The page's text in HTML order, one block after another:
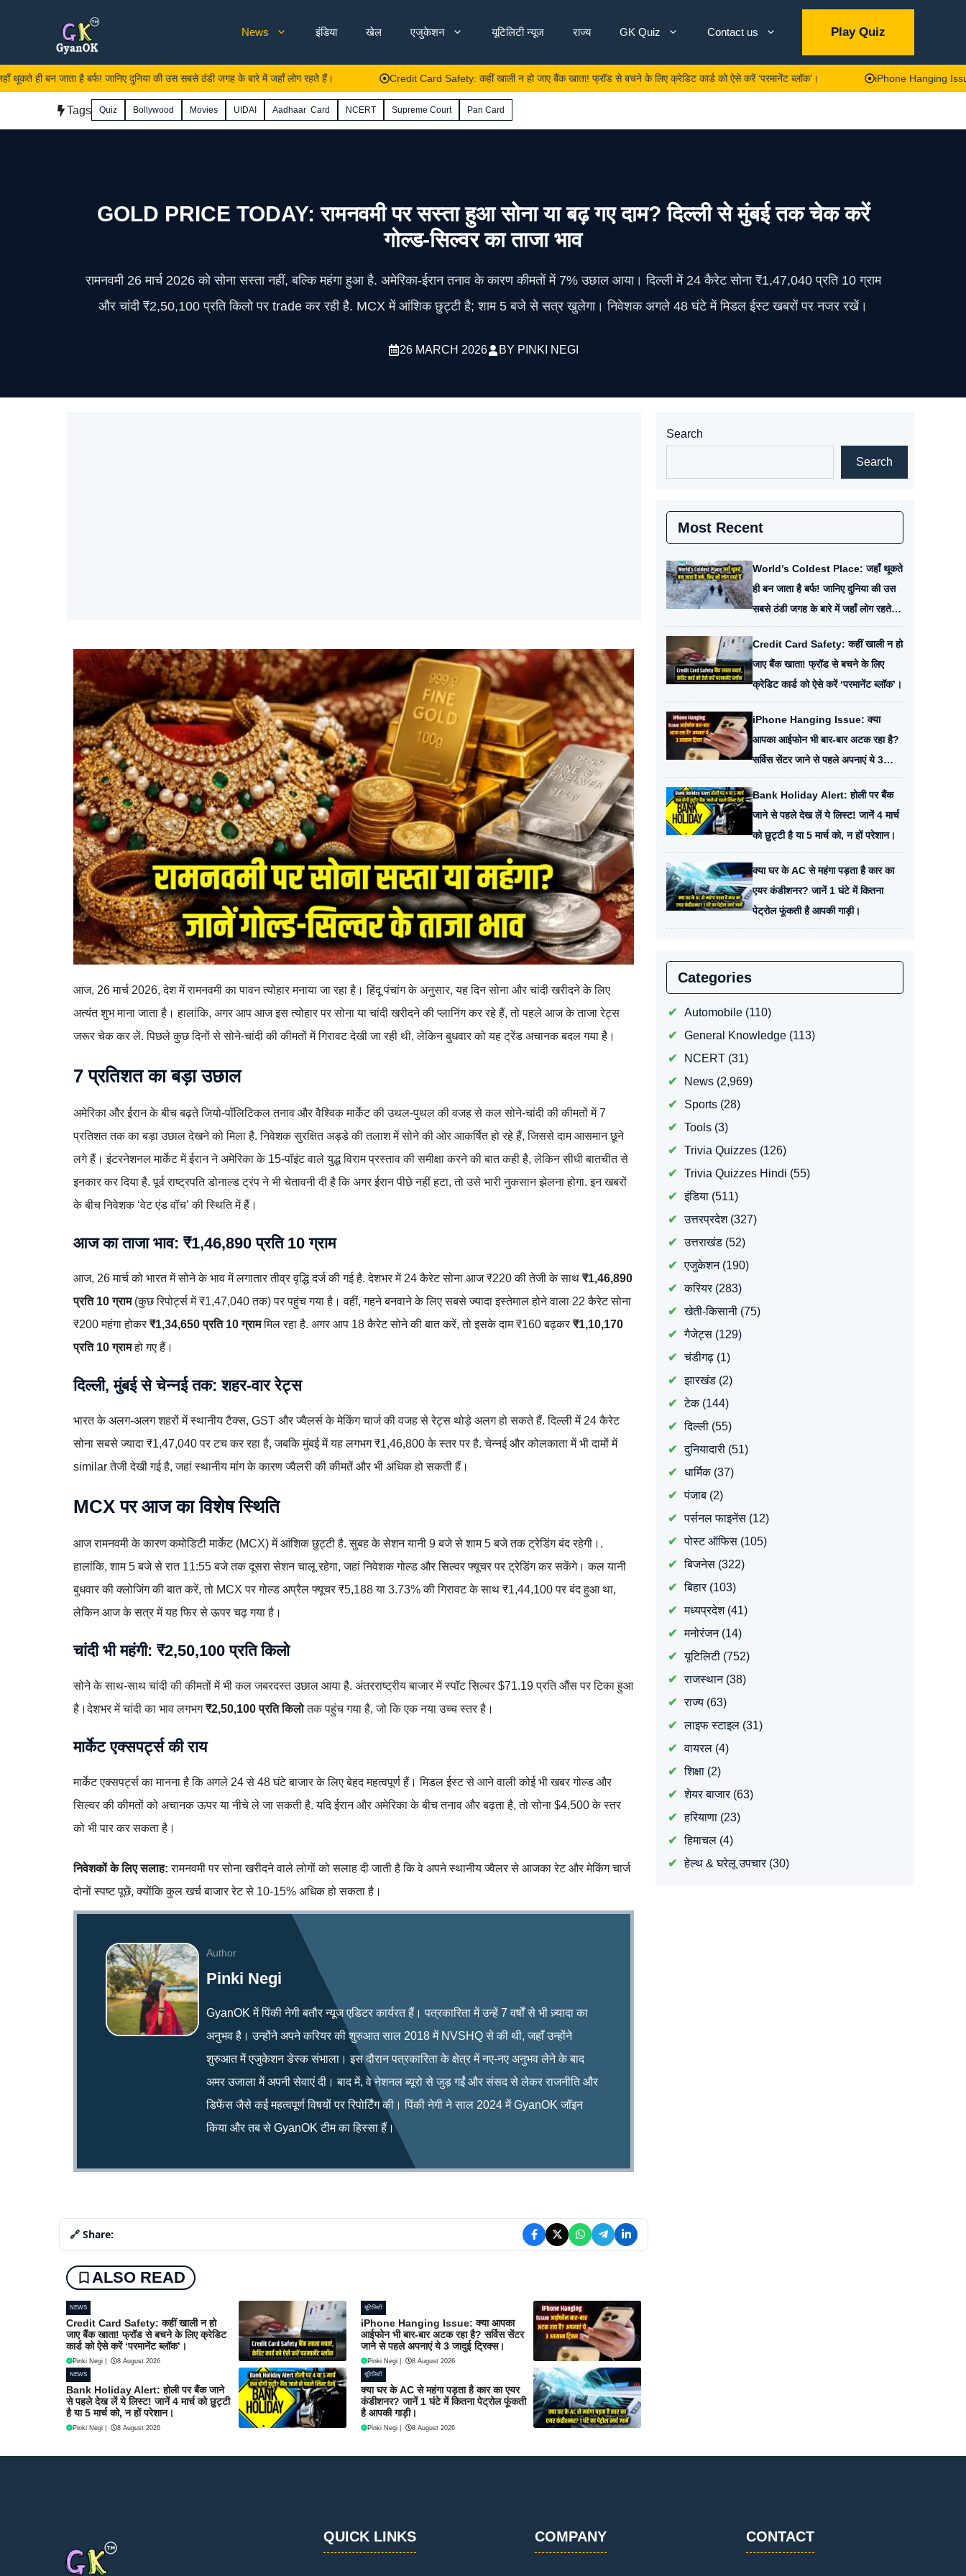
News इंडिया खेल एजुकेशन यूटिलिटी न्यूज राज्य GK Quiz Contact us Play Quiz
जाता है बर्फ! जानिए दुनिया की उस सबसे ठंडी जगह के बारे में जहाँ लोग रहते हैं। Credit Card Safety: कहीं खाली न हो जाए बैंक खाता! फ्रॉड से बचने के लिए क्रेडिट कार्ड को ऐसे करें ‘परमानेंट ब्लॉक’। iPhone Hanging Issue: क्या
Tags Quiz Bollywood Movies UIDAI Aadhaar Card NCERT Supreme Court Pan Card
GOLD PRICE TODAY: रामनवमी पर सस्ता हुआ सोना या बढ़ गए दाम? दिल्ली से मुंबई तक चेक करें
गोल्ड-सिल्वर का ताजा भाव
रामनवमी 26 मार्च 2026 को सोना सस्ता नहीं, बल्कि महंगा हुआ है. अमेरिका-ईरान तनाव के कारण कीमतों में 7% उछाल आया। दिल्ली में 24 कैरेट सोना ₹1,47,040 प्रति 10 ग्राम
और चांदी ₹2,50,100 प्रति किलो पर trade कर रही है. MCX में आंशिक छुट्टी है; शाम 5 बजे से सत्र खुलेगा। निवेशक अगले 48 घंटे में मिडल ईस्ट खबरों पर नजर रखें।
26 MARCH 2026 BY PINKI NEGI
आज, 26 मार्च 2026, देश में रामनवमी का पावन त्योहार मनाया जा रहा है। हिंदू पंचांग के अनुसार, यह दिन सोना और चांदी खरीदने के लिए
अत्यंत शुभ माना जाता है। हालांकि, अगर आप आज इस त्योहार पर सोना या चांदी खरीदने की प्लानिंग कर रहे हैं, तो पहले आज के ताजा रेट्स
जरूर चेक कर लें. पिछले कुछ दिनों से सोने-चांदी की कीमतों में गिरावट देखी जा रही थी, लेकिन बुधवार को यह ट्रेंड अचानक बदल गया है।
7 प्रतिशत का बड़ा उछाल
अमेरिका और ईरान के बीच बढ़ते जियो-पॉलिटिकल तनाव और वैश्विक मार्केट की उथल-पुथल की वजह से कल सोने-चांदी की कीमतों में 7
प्रतिशत तक का बड़ा उछाल देखने को मिला है. निवेशक सुरक्षित अड्डे की तलाश में सोने की ओर आकर्षित हो रहे हैं, जिससे दाम आसमान छूने
लगे हैं। इंटरनेशनल मार्केट में ईरान ने अमेरिका के 15-पॉइंट वाले युद्ध विराम प्रस्ताव की समीक्षा करने की बात कही है, लेकिन सीधी बातचीत से
इनकार कर दिया है. पूर्व राष्ट्रपति डोनाल्ड ट्रंप ने भी चेतावनी दी है कि अगर ईरान पीछे नहीं हटा, तो उसे भारी नुकसान झेलना होगा. इन खबरों
के बीच निवेशक ‘वेट एंड वॉच’ की स्थिति में हैं।
आज का ताजा भाव: ₹1,46,890 प्रति 10 ग्राम
आज, 26 मार्च को भारत में सोने के भाव में लगातार तीव्र वृद्धि दर्ज की गई है. देशभर में 24 कैरेट सोना आज ₹220 की तेजी के साथ ₹1,46,890
प्रति 10 ग्राम(कुछ रिपोर्ट्स में ₹1,47,040 तक) पर पहुंच गया है। वहीं, गहने बनवाने के लिए सबसे ज्यादा इस्तेमाल होने वाला 22 कैरेट सोना
₹200 महंगा होकर ₹1,34,650 प्रति 10 ग्राममिल रहा है. अगर आप 18 कैरेट सोने की बात करें, तो इसके दाम ₹160 बढ़कर ₹1,10,170
प्रति 10 ग्रामहो गए हैं।
दिल्ली, मुंबई से चेन्नई तक: शहर-वार रेट्स
भारत के अलग-अलग शहरों में स्थानीय टैक्स, GST और ज्वैलर्स के मेकिंग चार्ज की वजह से रेट्स थोड़े अलग हो सकते हैं. दिल्ली में 24 कैरेट
सोना सबसे ज्यादा ₹1,47,040 पर टच कर रहा है, जबकि मुंबई में यह लगभग ₹1,46,800 के स्तर पर है. चेन्नई और कोलकाता में भी दामों में
similar तेजी देखी गई है, जहां स्थानीय मांग के कारण ज्वैलरी की कीमतें और भी अधिक हो सकती हैं।
MCX पर आज का विशेष स्थिति
आज रामनवमी के कारण कमोडिटी मार्केट (MCX) में आंशिक छुट्टी है. सुबह के सेशन यानी 9 बजे से शाम 5 बजे तक ट्रेडिंग बंद रहेगी।.
हालांकि, शाम 5 बजे से रात 11:55 बजे तक दूसरा सेशन चालू रहेगा, जहां निवेशक गोल्ड और सिल्वर फ्यूचर पर ट्रेडिंग कर सकेंगे। कल यानी
बुधवार की क्लोजिंग की बात करें, तो MCX पर गोल्ड अप्रैल फ्यूचर ₹5,188 या 3.73% की गिरावट के साथ ₹1,44,100 पर बंद हुआ था,
लेकिन आज के सत्र में यह फिर से ऊपर चढ़ गया है।
चांदी भी महंगी: ₹2,50,100 प्रति किलो
सोने के साथ-साथ चांदी की कीमतों में भी कल जबरदस्त उछाल आया है. अंतरराष्ट्रीय बाजार में स्पॉट सिल्वर $71.19 प्रति औंस पर टिका हुआ
है।देशभर में चांदी का भाव लगभग₹2,50,100 प्रति किलोतक पहुंच गया है, जो कि एक नया उच्च स्तर है।
मार्केट एक्सपर्ट्स की राय
मार्केट एक्सपर्ट्स का मानना है कि अगले 24 से 48 घंटे बाजार के लिए बेहद महत्वपूर्ण हैं। मिडल ईस्ट से आने वाली कोई भी खबर गोल्ड और
सिल्वर की कीमतों को अचानक ऊपर या नीचे ले जा सकती है. यदि ईरान और अमेरिका के बीच तनाव और बढ़ता है, तो सोना $4,500 के स्तर
को भी पार कर सकता है।
निवेशकों के लिए सलाह: रामनवमी पर सोना खरीदने वाले लोगों को सलाह दी जाती है कि वे अपने स्थानीय ज्वैलर से आजका रेट और मेकिंग चार्ज
दोनों स्पष्ट पूछें, क्योंकि कुल खर्च बाजार रेट से 10-15% अधिक हो सकता है।
Author
Pinki Negi
GyanOK में पिंकी नेगी बतौर न्यूज एडिटर कार्यरत हैं। पत्रकारिता में उन्हें 7 वर्षों से भी ज़्यादा का
अनुभव है। उन्होंने अपने करियर की शुरुआत साल 2018 में NVSHQ से की थी, जहाँ उन्होंने
शुरुआत में एजुकेशन डेस्क संभाला। इस दौरान पत्रकारिता के क्षेत्र में नए-नए अनुभव लेने के बाद
अमर उजाला में अपनी सेवाएं दी। बाद में, वे नेशनल ब्यूरो से जुड़ गईं और संसद से लेकर राजनीति और
डिफेंस जैसे कई महत्वपूर्ण विषयों पर रिपोर्टिंग की। पिंकी नेगी ने साल 2024 में GyanOK जॉइन
किया और तब से GyanOK टीम का हिस्सा हैं।
🔗 Share:
ALSO READ
NEWS
Credit Card Safety: कहीं खाली न हो
जाए बैंक खाता! फ्रॉड से बचने के लिए क्रेडिट
कार्ड को ऐसे करें ‘परमानेंट ब्लॉक’।
Pinki Negi 8 August 2026
यूटिलिटी
iPhone Hanging Issue: क्या आपका
आईफोन भी बार-बार अटक रहा है? सर्विस सेंटर
जाने से पहले अपनाएं ये 3 जादुई ट्रिक्स।
Pinki Negi 8 August 2026
NEWS
Bank Holiday Alert: होली पर बैंक जाने
से पहले देख लें ये लिस्ट! जानें 4 मार्च को छुट्टी
है या 5 मार्च को, न हों परेशान।
Pinki Negi 8 August 2026
यूटिलिटी
क्या घर के AC से महंगा पड़ता है कार का एयर
कंडीशनर? जानें 1 घंटे में कितना पेट्रोल फूंकती
है आपकी गाड़ी।
Pinki Negi 8 August 2026
Search
Search
Most Recent
World’s Coldest Place: जहाँ थूकते
ही बन जाता है बर्फ! जानिए दुनिया की उस
सबसे ठंडी जगह के बारे में जहाँ लोग रहते
हैं।
Credit Card Safety: कहीं खाली न हो
जाए बैंक खाता! फ्रॉड से बचने के लिए
क्रेडिट कार्ड को ऐसे करें ‘परमानेंट ब्लॉक’।
iPhone Hanging Issue: क्या
आपका आईफोन भी बार-बार अटक रहा है?
सर्विस सेंटर जाने से पहले अपनाएं ये 3
जादुई ट्रिक्स।
Bank Holiday Alert: होली पर बैंक
जाने से पहले देख लें ये लिस्ट! जानें 4 मार्च
को छुट्टी है या 5 मार्च को, न हों परेशान।
क्या घर के AC से महंगा पड़ता है कार का
एयर कंडीशनर? जानें 1 घंटे में कितना
पेट्रोल फूंकती है आपकी गाड़ी।
Categories
Automobile(110)
General Knowledge(113)
NCERT(31)
News(2,969)
Sports(28)
Tools(3)
Trivia Quizzes(126)
Trivia Quizzes Hindi (55)
इंडिया(511)
उत्तरप्रदेश(327)
उत्तराखंड(52)
एजुकेशन(190)
करियर(283)
खेती-किसानी(75)
गैजेट्स(129)
चंडीगढ़(1)
झारखंड(2)
टेक(144)
दिल्ली(55)
दुनियादारी(51)
धार्मिक(37)
पंजाब(2)
पर्सनल फाइनेंस(12)
पोस्ट ऑफिस(105)
बिजनेस(322)
बिहार(103)
मध्यप्रदेश(41)
मनोरंजन(14)
यूटिलिटी(752)
राजस्थान(38)
राज्य(63)
लाइफ स्टाइल(31)
वायरल(4)
शिक्षा(2)
शेयर बाजार(63)
हरियाणा(23)
हिमाचल(4)
हेल्थ & घरेलू उपचार(30)
QUICK LINKS COMPANY CONTACT